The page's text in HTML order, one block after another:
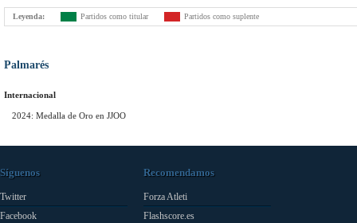
Leyenda: Partidos como titular Partidos como suplente
Palmarés
Internacional
2024: Medalla de Oro en JJOO
Síguenos
Twitter
Facebook
Recomendamos
Forza Atleti
Flashscore.es